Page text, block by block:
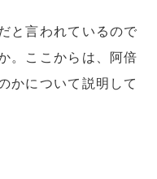
と言われているので
。ここからは、阿倍
かについて説明して